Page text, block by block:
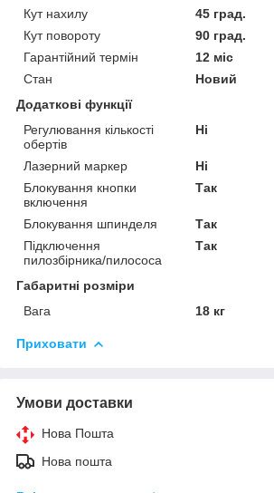
Кут нахилу
45 град.
Кут повороту
90 град.
Гарантійний термін
12 міс
Стан
Новий
Додаткові функції
Регулювання кількості
обертів
Ні
Лазерний маркер
Ні
Блокування кнопки
включення
Так
Блокування шпинделя
Так
Підключення
пилозбірника/пилососа
Так
Габаритні розміри
Вага
18 кг
Приховати
Умови доставки
Нова Пошта
Нова пошта